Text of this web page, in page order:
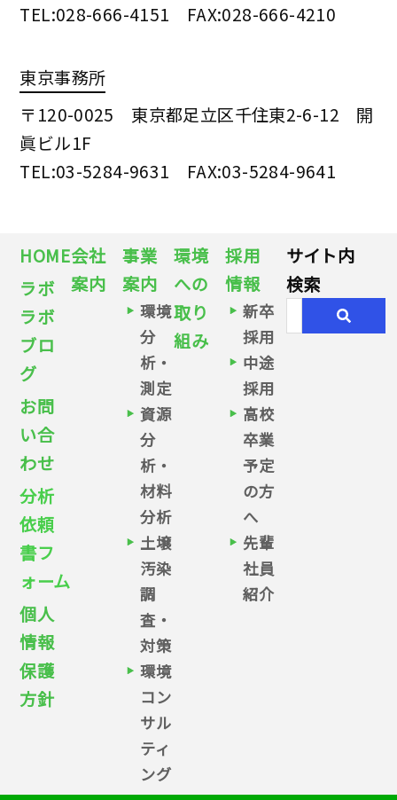
TEL:028-666-4151 FAX:028-666-4210
東京事務所
〒120-0025 東京都足立区千住東2-6-12 開
眞ビル1F
TEL:03-5284-9631 FAX:03-5284-9641
HOME
ラボ
ラボ
ブロ
グ
お問
い合
わせ
分析
依頼
書フ
ォーム
個人
情報
保護
方針
会社
案内
事業
案内
環境
分
析・
測定
資源
分
析・
材料
分析
土壌
汚染
調
査・
対策
環境
コン
サル
ティ
ング
環境
への
取り
組み
採用
情報
新卒
採用
中途
採用
高校
卒業
予定
の方
へ
先輩
社員
紹介
サイト内
検索